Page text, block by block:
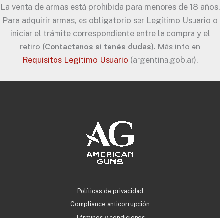
La venta de armas está prohibida para menores de 18 años.
Para adquirir armas, es obligatorio ser Legítimo Usuario o
iniciar el trámite correspondiente entre la compra y el
retiro (Contactanos si tenés dudas). Más info en
Requisitos Legítimo Usuario (argentina.gob.ar).
Políticas de privacidad
Compliance anticorrupción